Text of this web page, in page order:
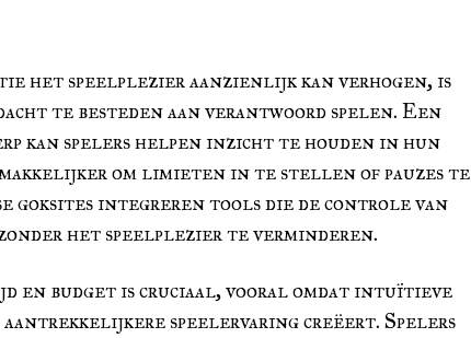
het speelplezier aanzienlijk kan verhogen, is
te besteden aan verantwoord spelen. Een
kan spelers helpen inzicht te houden in hun
om limieten in te stellen of pauzes te
goksites integreren tools die de controle van
het speelplezier te verminderen.
en budget is cruciaal, vooral omdat intuïtieve
speelervaring creëert. Spelers